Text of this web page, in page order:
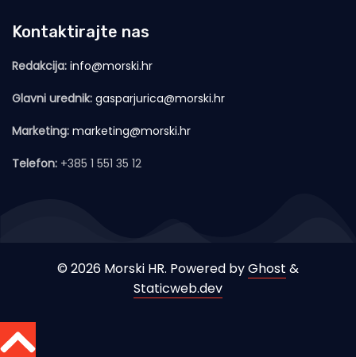
Kontaktirajte nas
Redakcija: info@morski.hr
Glavni urednik: gasparjurica@morski.hr
Marketing: marketing@morski.hr
Telefon: +385 1 551 35 12
© 2026 Morski HR. Powered byGhost &
Staticweb.dev